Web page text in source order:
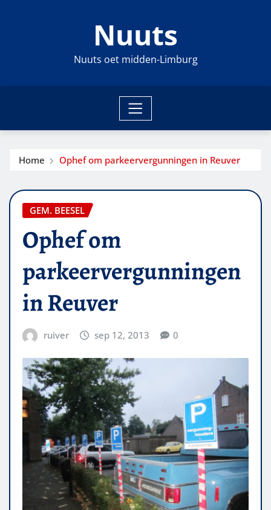
Nuuts
Nuuts oet midden-Limburg
Home Ophef om parkeervergunningen in Reuver
GEM. BEESEL
Ophef om
parkeervergunningen
in Reuver
ruiver sep 12, 2013 0